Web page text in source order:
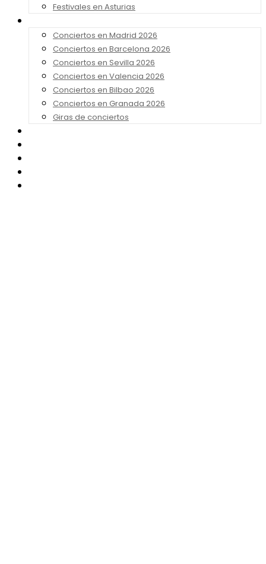
Festivales en Asturias
Conciertos en Madrid 2026
Conciertos en Barcelona 2026
Conciertos en Sevilla 2026
Conciertos en Valencia 2026
Conciertos en Bilbao 2026
Conciertos en Granada 2026
Giras de conciertos